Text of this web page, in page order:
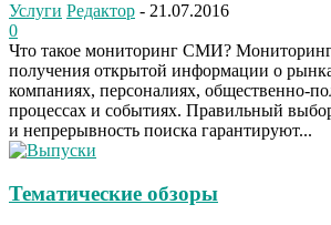
Услуги Редактор - 21.07.2016
0
Что такое мониторинг СМИ?
получения открытой информации о
компаниях, персоналиях, общественно-
процессах и событиях. Правильный
и непрерывность поиска гарантируют...
Тематические обзоры